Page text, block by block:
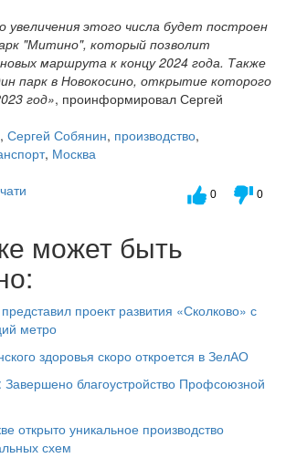
увеличения этого числа будет построен
"Митино", который позволит
маршрута к концу 2024 года. Также
парк в Новокосино, открытие которого
год», проинформировал Сергей
, Сергей Собянин, производство,
, Москва
0 0
может быть
проект развития «Сколково» с
метро
здоровья скоро откроется в ЗелАО
благоустройство Профсоюзной
открыто уникальное производство
схем